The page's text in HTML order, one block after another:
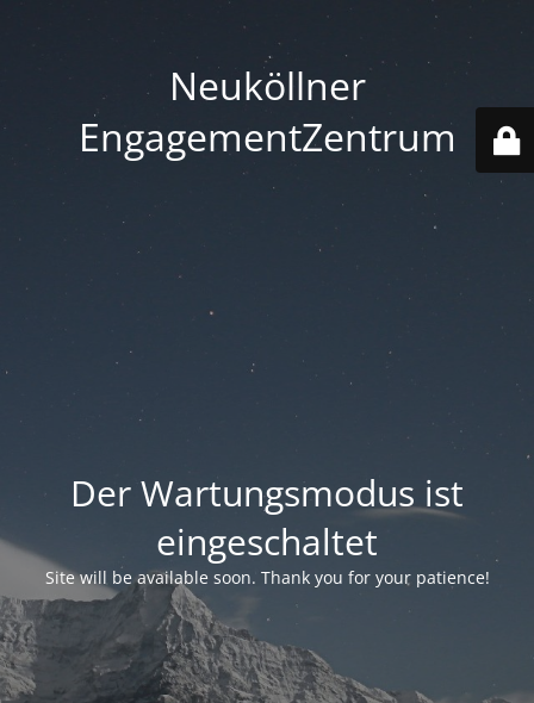
Neuköllner
EngagementZentrum
Der Wartungsmodus ist
eingeschaltet
Site will be available soon. Thank you for your patience!